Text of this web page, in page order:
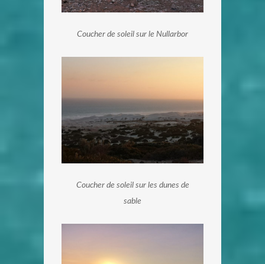
Coucher de soleil sur le Nullarbor
Coucher de soleil sur les dunes de
sable